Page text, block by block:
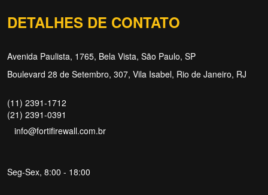
DETALHES DE CONTATO
Avenida Paulista, 1765, Bela Vista, São Paulo, SP
Boulevard 28 de Setembro, 307, Vila Isabel, Rio de Janeiro, RJ
(11) 2391-1712
(21) 2391-0391
info@fortifirewall.com.br
Seg-Sex, 8:00 - 18:00